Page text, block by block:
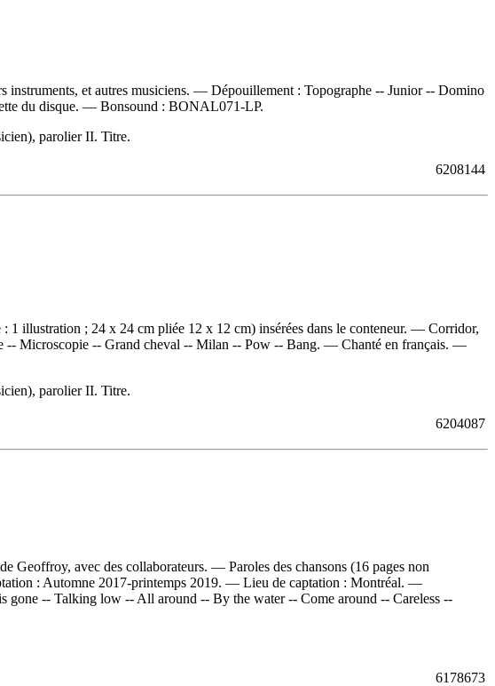
instruments, et autres musiciens. — Dépouillement : Topographe -- Junior -- Domino
du disque. — Bonsound : BONAL071-LP.
parolier II. Titre.
6208144
illustration ; 24 x 24 cm pliée 12 x 12 cm) insérées dans le conteneur. — Corridor,
-- Microscopie -- Grand cheval -- Milan -- Pow -- Bang. — Chanté en français. —
parolier II. Titre.
6204087
avec des collaborateurs. — Paroles des chansons (16 pages non
: Automne 2017-printemps 2019. — Lieu de captation : Montréal. —
-- Talking low -- All around -- By the water -- Come around -- Careless --
6178673